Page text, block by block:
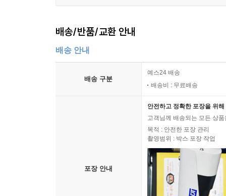
배송/반품/교환 안내
배송 안내
배송 구분
예스24 배송
배송비 : 무료배송
포장 안내
안전하고 정확한 포장을 위
고객님께 배송되는 모든 상
목적 : 안전한 포장 관리
촬영범위 : 박스 포장 작업